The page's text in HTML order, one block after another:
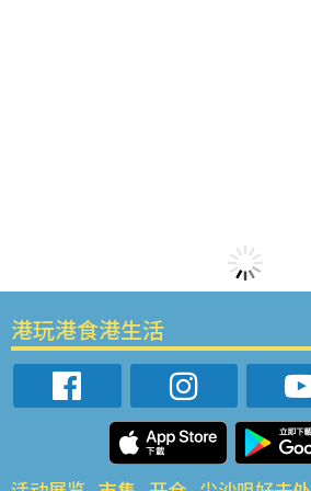
港玩港食港生活